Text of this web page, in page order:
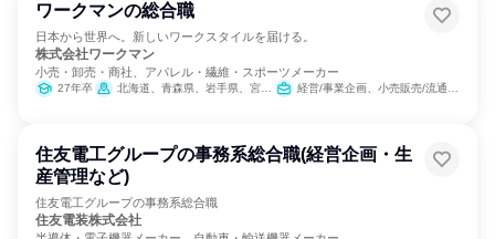
ワークマンの総合職
日本から世界へ。新しいワークスタイルを届ける。
株式会社ワークマン
小売・卸売・商社、アパレル・繊維・スポーツメーカー
27年卒 北海道、青森県、岩手県、宮城県、秋田県、山形県、福島県、茨城県、栃木県、群馬県、埼玉県、千葉県、東京都、神奈川県、新潟県、富山県、石川県、福井県、山梨県、長野県、岐阜県、静岡県、愛知県、三重県、滋賀県、京都府、大阪府、兵庫県、奈良県、和歌山県、鳥取県、島根県、岡山県、広島県、山口県、徳島県、香川県、愛媛県、高知県、福岡県、佐賀県、長崎県、熊本県、大分県、宮崎県、鹿児島県、沖縄県 経営/事業企画、小売販売/流通、人事、広報/IR、商品企画、マーケティング・広告・宣伝
住友電工グループの事務系総合職(経営企画・生
産管理など)
住友電工グループの事務系総合職
住友電装株式会社